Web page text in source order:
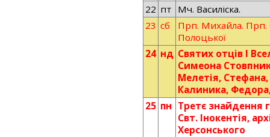
22 пт Мч. Василіска.
23 сб
Прп. Михайла. Прп.
Полоцької
24 нд Святих отців І
Симеона
Мелетія, Стефана,
Калиника,
25 пн Третє знайдення
Свт. Інокентія,
Херсонського